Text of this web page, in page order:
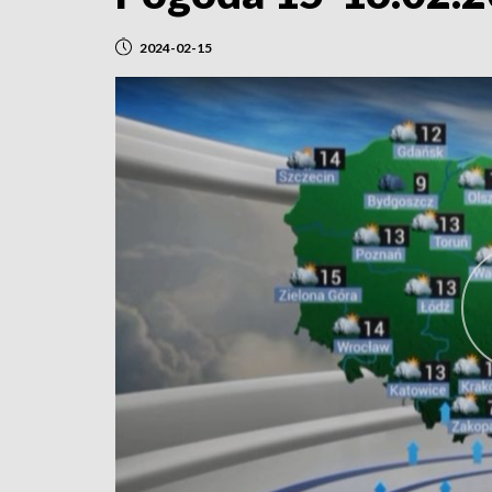
2024-02-15